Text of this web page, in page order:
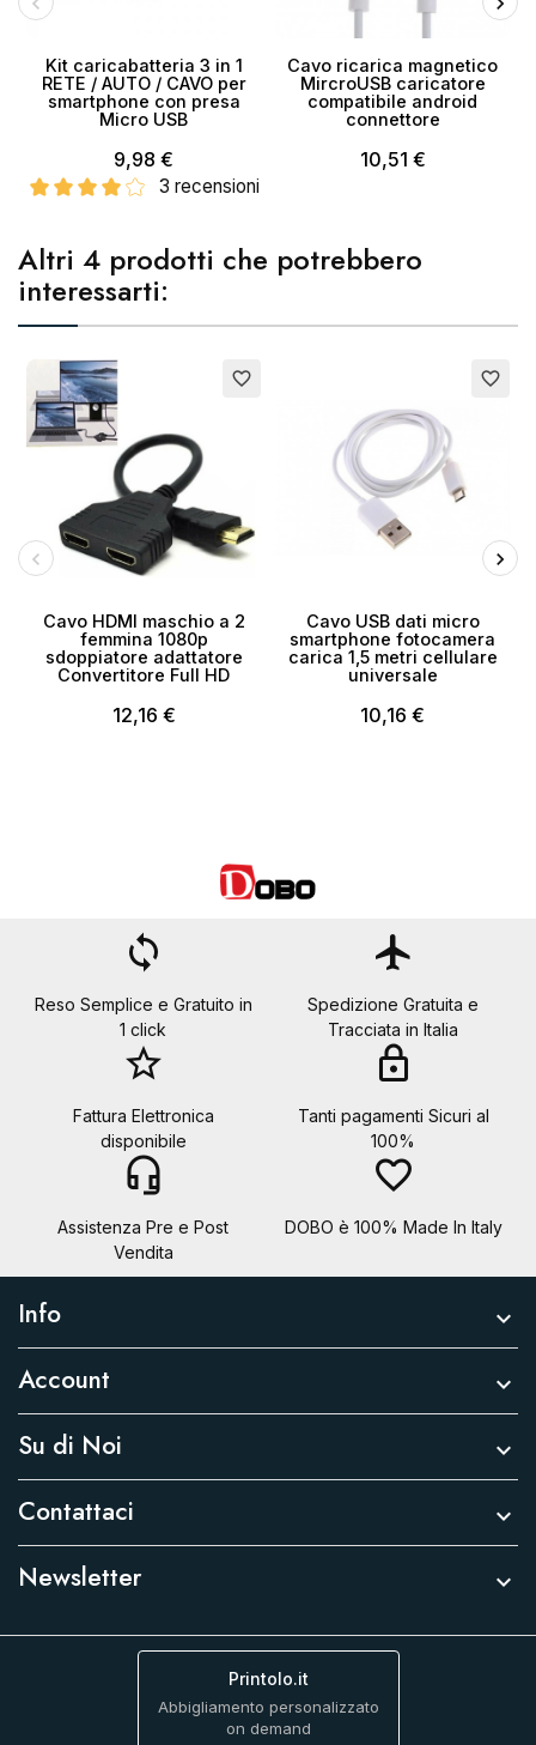
Kit caricabatteria 3 in 1
RETE / AUTO / CAVO per
smartphone con presa
Micro USB
9,98 €
3 recensioni
Cavo ricarica magnetico
MircroUSB caricatore
compatibile android
connettore
10,51 €
Altri 4 prodotti che potrebbero
interessarti:
favorite_border
Cavo HDMI maschio a 2
femmina 1080p
sdoppiatore adattatore
Convertitore Full HD
12,16 €
favorite_border
Cavo USB dati micro
smartphone fotocamera
carica 1,5 metri cellulare
universale
10,16 €
loop
Reso Semplice e Gratuito in
1 click
flight
Spedizione Gratuita e
Tracciata in Italia
star_border
Fattura Elettronica
disponibile
lock
Tanti pagamenti Sicuri al
100%
headset_mic
Assistenza Pre e Post
Vendita
favorite_border
DOBO è 100% Made In Italy
Info 
Account 
Su di Noi 
Contattaci 
Newsletter 
Printolo.it
Abbigliamento personalizzato
on demand